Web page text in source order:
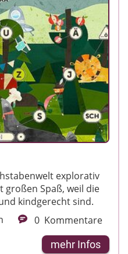
explorativ
großen Spaß, weil die
kindgerecht sind.
0 Kommentare
mehr Infos